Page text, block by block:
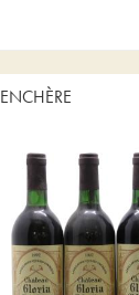
ENCHÈRE